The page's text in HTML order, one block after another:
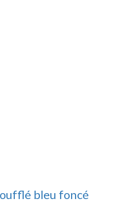
bleu foncé